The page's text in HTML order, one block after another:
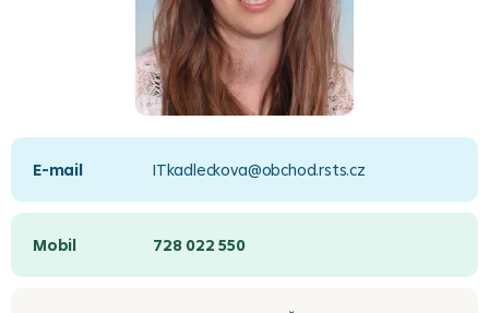
E-mail ITkadleckova@obchod.rsts.cz
Mobil 728 022 550